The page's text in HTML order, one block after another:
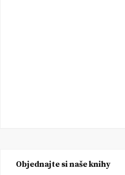
Objednajte si naše knihy